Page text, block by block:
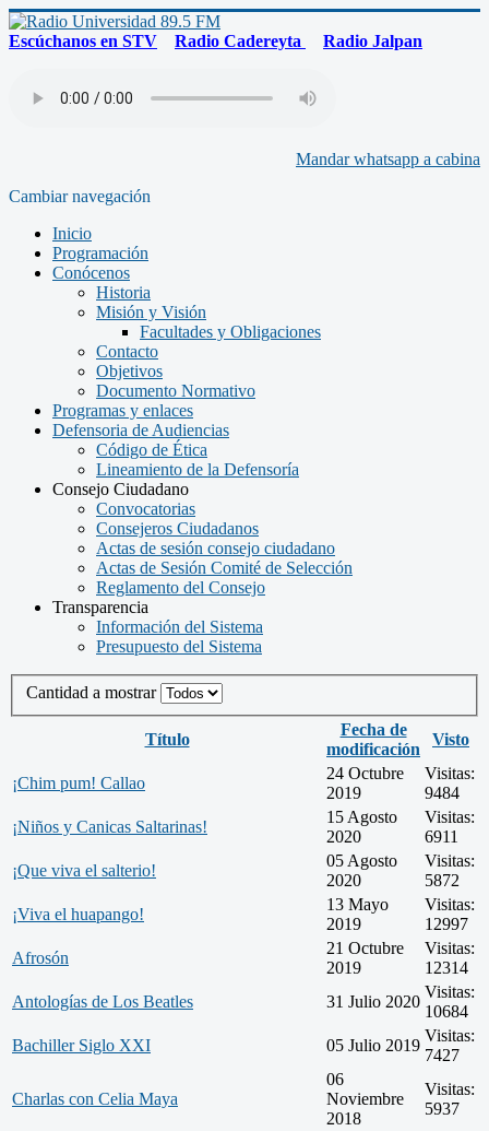
Escúchanos en STV Radio Cadereyta Radio Jalpan
Mandar whatsapp a cabina
Cambiar navegación
Inicio
Programación
Conócenos
Historia
Misión y Visión
Facultades y Obligaciones
Contacto
Objetivos
Documento Normativo
Programas y enlaces
Defensoria de Audiencias
Código de Ética
Lineamiento de la Defensoría
Consejo Ciudadano
Convocatorias
Consejeros Ciudadanos
Actas de sesión consejo ciudadano
Actas de Sesión Comité de Selección
Reglamento del Consejo
Transparencia
Información del Sistema
Presupuesto del Sistema
Cantidad a mostrar
Título
Fecha de
modificación
Visto
¡Chim pum! Callao
24 Octubre
2019
Visitas:
9484
¡Niños y Canicas Saltarinas!
15 Agosto
2020
Visitas:
6911
¡Que viva el salterio!
05 Agosto
2020
Visitas:
5872
¡Viva el huapango!
13 Mayo
2019
Visitas:
12997
Afrosón
21 Octubre
2019
Visitas:
12314
Antologías de Los Beatles
31 Julio 2020
Visitas:
10684
Bachiller Siglo XXI
05 Julio 2019
Visitas:
7427
Charlas con Celia Maya
06
Noviembre
2018
Visitas:
5937